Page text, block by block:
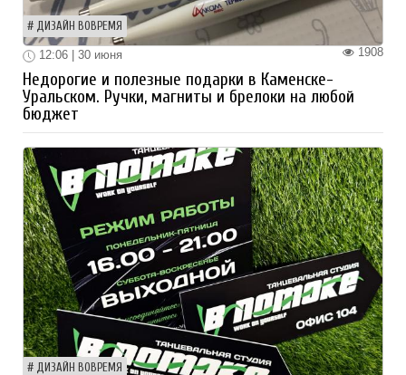
ДИЗАЙН ВОВРЕМЯ
1908
12:06 | 30 июня
Недорогие и полезные подарки в Каменске-
Уральском. Ручки, магниты и брелоки на любой
бюджет
ДИЗАЙН ВОВРЕМЯ